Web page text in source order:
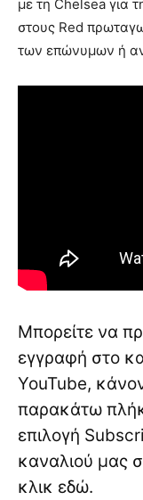
με τη Chelsea για
στους Red
των επώνυμων ή
Μπορείτε να
εγγραφή στο
YouTube,
παρακάτω
επιλογή
καναλιού μας
κλικ εδώ.